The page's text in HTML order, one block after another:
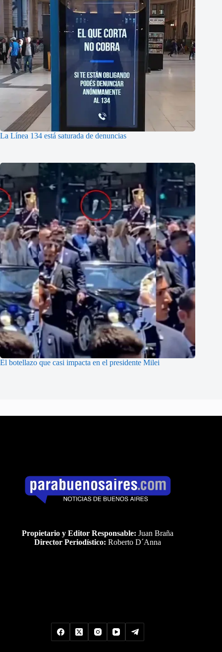
La Línea 134 está saturada de denuncias
El botellazo que casi impacta en el presidente Milei
Propietario y Editor Responsable: Juan Braña
Director Periodístico: Roberto D´Anna